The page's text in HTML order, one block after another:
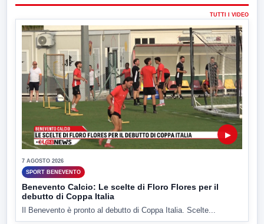
TUTTI I VIDEO
▶
7 AGOSTO 2026
SPORT BENEVENTO
Benevento Calcio: Le scelte di Floro Flores per il
debutto di Coppa Italia
Il Benevento è pronto al debutto di Coppa Italia. Scelte...